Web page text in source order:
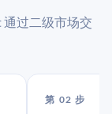
过二级市场交
第 02 步